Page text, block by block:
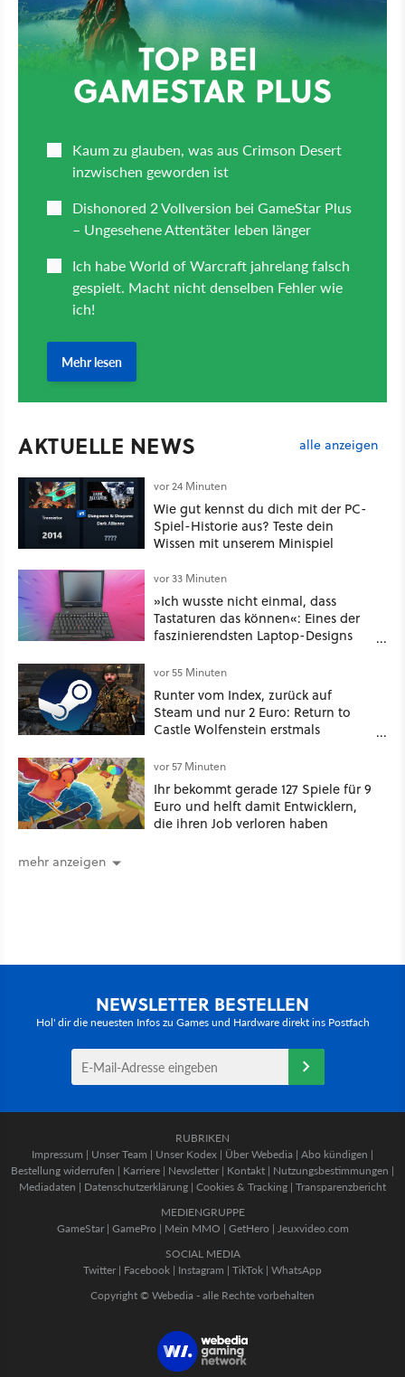
AKTUELLE NEWS alle anzeigen
vor 24 Minuten
Wie gut kennst du dich mit der PC-
Spiel-Historie aus? Teste dein
Wissen mit unserem Minispiel
vor 33 Minuten
»Ich wusste nicht einmal, dass
Tastaturen das können«: Eines der
faszinierendsten Laptop-Designs
vor 55 Minuten
Runter vom Index, zurück auf
Steam und nur 2 Euro: Return to
Castle Wolfenstein erstmals
Markt
vor 57 Minuten
Ihr bekommt gerade 127 Spiele für 9
Euro und helft damit Entwicklern,
die ihren Job verloren haben
mehr anzeigen
NEWSLETTER BESTELLEN
Hol' dir die neuesten Infos zu Games und Hardware direkt ins Postfach
RUBRIKEN
Impressum | Unser Team | Unser Kodex | Über Webedia | Abo kündigen |
Bestellung widerrufen | Karriere | Newsletter | Kontakt | Nutzungsbestimmungen |
Mediadaten | Datenschutzerklärung | Cookies & Tracking | Transparenzbericht
MEDIENGRUPPE
GameStar| GamePro | Mein MMO | GetHero | Jeuxvideo.com
SOCIAL MEDIA
Twitter | Facebook | Instagram | TikTok | WhatsApp
Copyright © Webedia - alle Rechte vorbehalten